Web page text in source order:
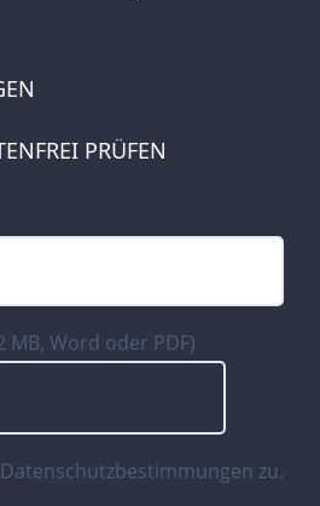
PRÜFEN
MB, Word oder PDF)
Datenschutzbestimmungen zu.